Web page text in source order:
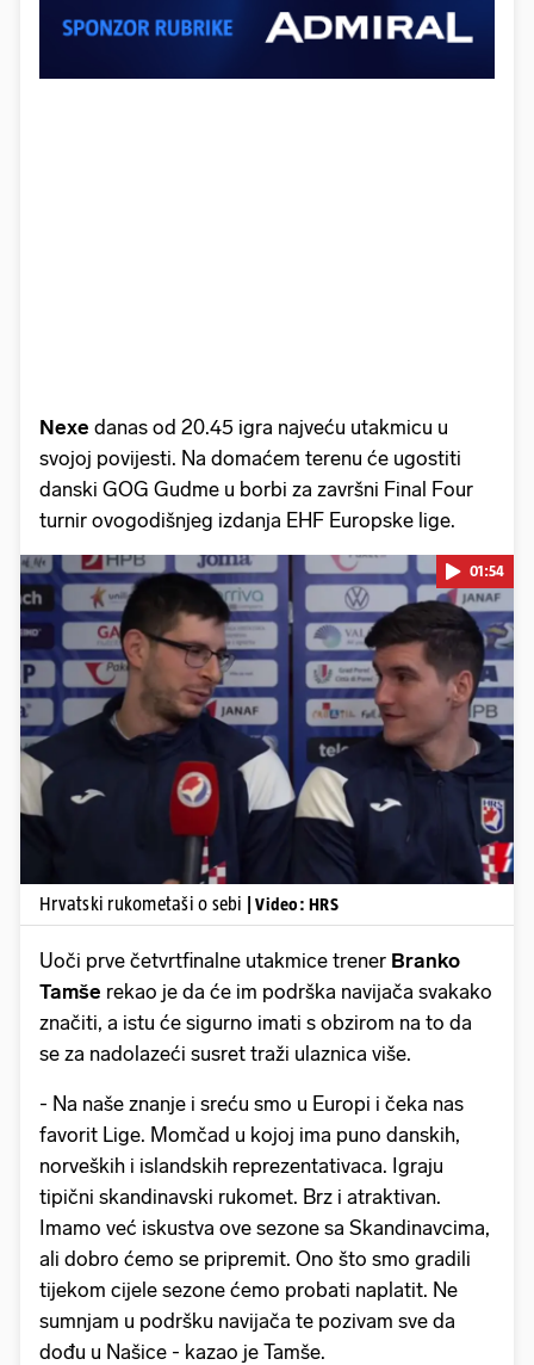
Nexe danas od 20.45 igra najveću utakmicu u
svojoj povijesti. Na domaćem terenu će ugostiti
danski GOG Gudme u borbi za završni Final Four
turnir ovogodišnjeg izdanja EHF Europske lige.
Pokretanje videa...
01:54
Hrvatski rukometaši o sebi | Video: HRS
Uoči prve četvrtfinalne utakmice trener Branko
Tamše rekao je da će im podrška navijača svakako
značiti, a istu će sigurno imati s obzirom na to da
se za nadolazeći susret traži ulaznica više.
- Na naše znanje i sreću smo u Europi i čeka nas
favorit Lige. Momčad u kojoj ima puno danskih,
norveških i islandskih reprezentativaca. Igraju
tipični skandinavski rukomet. Brz i atraktivan.
Imamo već iskustva ove sezone sa Skandinavcima,
ali dobro ćemo se pripremit. Ono što smo gradili
tijekom cijele sezone ćemo probati naplatit. Ne
sumnjam u podršku navijača te pozivam sve da
dođu u Našice - kazao je Tamše.